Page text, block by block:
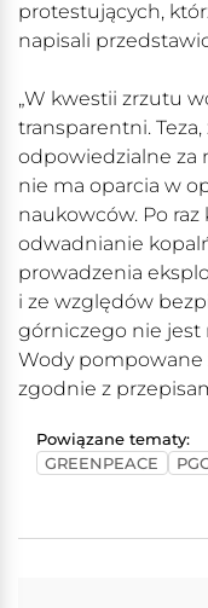
protestujących,
napisali
„W kwestii zrzutu
transparentni. Teza,
odpowiedzialne za
nie ma oparcia w
naukowców. Po
odwadnianie
prowadzenia
i ze względów
górniczego nie jest
Wody pompowane
zgodnie z
Powiązane tematy:
GREENPEACE